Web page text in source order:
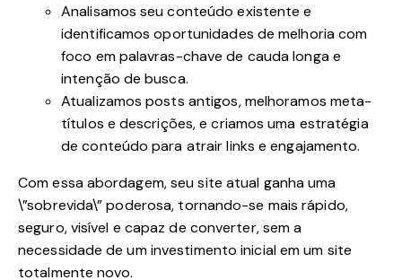
Analisamos seu conteúdo existente e
identificamos oportunidades de melhoria com
foco em palavras-chave de cauda longa e
intenção de busca.
Atualizamos posts antigos, melhoramos meta-
títulos e descrições, e criamos uma estratégia
de conteúdo para atrair links e engajamento.
Com essa abordagem, seu site atual ganha uma
\”sobrevida\” poderosa, tornando-se mais rápido,
seguro, visível e capaz de converter, sem a
necessidade de um investimento inicial em um site
totalmente novo.